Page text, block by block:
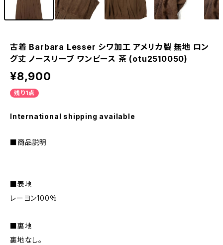
古着 Barbara Lesser シワ加工 アメリカ製 無地 ロン
グ丈 ノースリーブ ワンピース 茶 (otu2510050)
¥8,900
残り1点
International shipping available
■商品説明
■表地
レーヨン100％
■裏地
裏地なし。